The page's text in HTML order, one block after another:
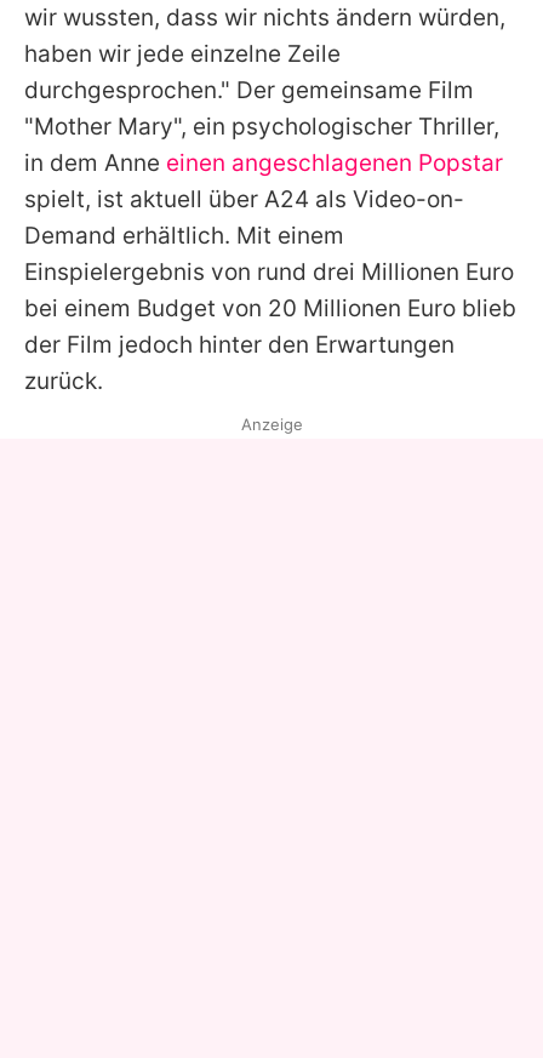
wir wussten, dass wir nichts ändern würden,
haben wir jede einzelne Zeile
durchgesprochen." Der gemeinsame Film
"Mother Mary", ein psychologischer Thriller,
in dem Anne einen angeschlagenen Popstar
spielt, ist aktuell über A24 als Video-on-
Demand erhältlich. Mit einem
Einspielergebnis von rund drei Millionen Euro
bei einem Budget von 20 Millionen Euro blieb
der Film jedoch hinter den Erwartungen
zurück.
Anzeige